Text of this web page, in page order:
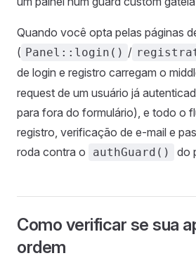
Quando você opta pelas páginas
( Panel::login() /
de login e registro carregam o
request de um usuário já
para fora do formulário), e todo o
registro, verificação de e-mail e
roda contra o
authGuard() do
Como verificar se sua
ordem